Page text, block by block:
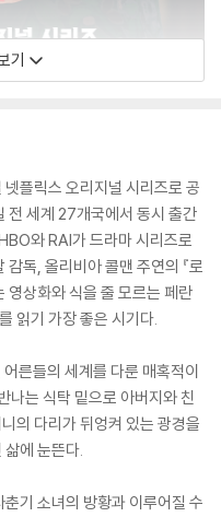
기
넷플릭스 오리지널 시리즈로 공
전 세계 27개국에서 동시 출간
와 RAI가 드라마 시리즈로
감독, 올리비아 콜맨 주연의 『로
영상화와 식을 줄 모르는 페란
읽기 가장 좋은 시기다.
어른들의 세계를 다룬 매혹적이
나는 식탁 밑으로 아버지와 친
의 다리가 뒤엉켜 있는 광경을
에 눈뜬다.
기 소녀의 방황과 이루어질 수